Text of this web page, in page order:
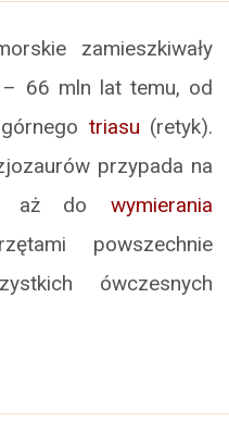
zamieszkiwały
66 mln lat temu, od
triasu (retyk).
przypada na
aż do wymierania
powszechnie
ówczesnych